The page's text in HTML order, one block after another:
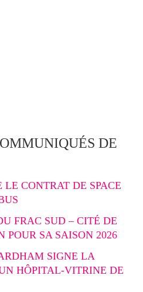
DE
CONTRAT DE SPACE
FRAC SUD – CITÉ DE
POUR SA SAISON 2026
SIGNE LA
HÔPITAL-VITRINE DE